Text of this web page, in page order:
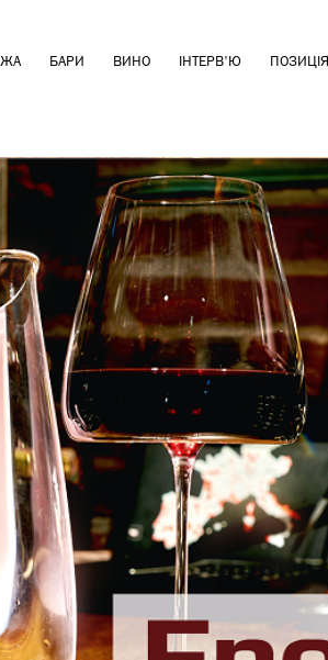
ЇЖА БАРИ ВИНО ІНТЕРВ'Ю ПОЗИЦІЯ